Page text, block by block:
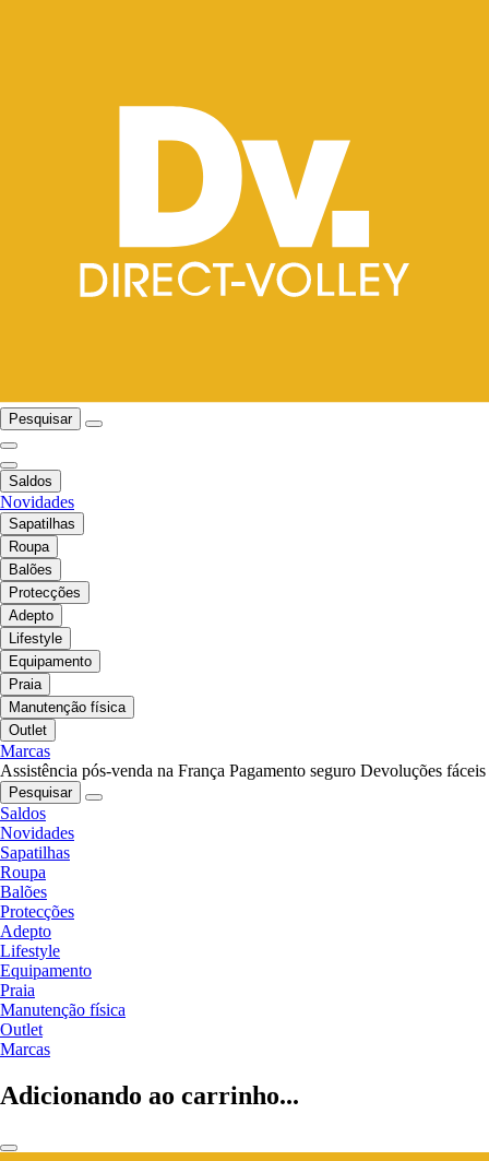
Pesquisar
Saldos
Novidades
Sapatilhas
Roupa
Balões
Protecções
Adepto
Lifestyle
Equipamento
Praia
Manutenção física
Outlet
Marcas
Assistência pós-venda na França Pagamento seguro Devoluções fáceis
Pesquisar
Saldos
Novidades
Sapatilhas
Roupa
Balões
Protecções
Adepto
Lifestyle
Equipamento
Praia
Manutenção física
Outlet
Marcas
Adicionando ao carrinho...